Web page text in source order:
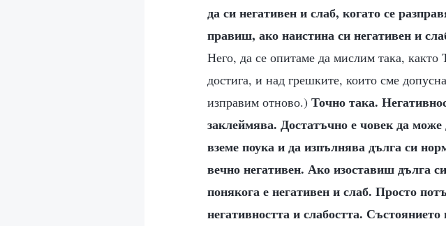
да си негативен и слаб, когато се
правиш, ако наистина си негативен и
Него, да се опитаме да мислим така,
достига, и над грешките, които сме
изправим отново.) Точно така.
заклеймява. Достатъчно е човек да
вземе поука и да изпълнява дълга си
вечно негативен. Ако изоставиш дълга
понякога е негативен и слаб. Просто
негативността и слабостта.